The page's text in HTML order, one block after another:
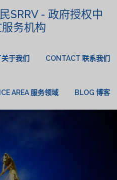
SRRV - 政府授权中
务机构
于我们 CONTACT 联系我们
AREA 服务领域 BLOG 博客